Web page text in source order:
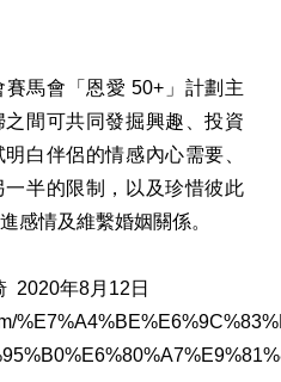
馬會「恩愛 50+」計劃主
間可共同發掘興趣、投資
白伴侶的情感內心需要、
半的限制，以及珍惜彼此
感情及維繫婚姻關係。
2020年8月12日